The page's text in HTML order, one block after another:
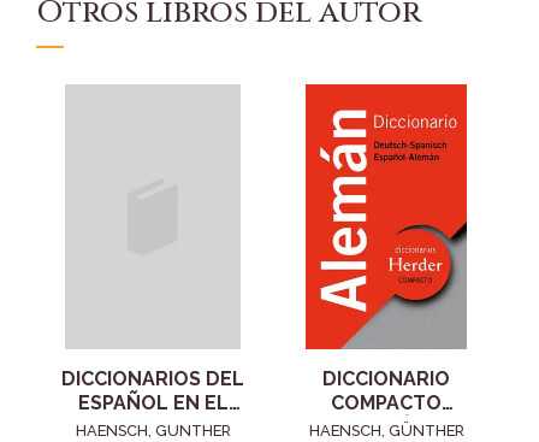
Otros libros del autor
DICCIONARIOS DEL
ESPAÑOL EN EL
UMBRAL DEL
HAENSCH, GUNTHER
DICCIONARIO
COMPACTO
ALEMÁN
HAENSCH, GÜNTHER